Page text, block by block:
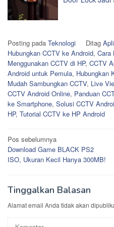
Posting pada Teknologi Ditag
Hubungkan CCTV ke Android, Cara
Menggunakan CCTV di HP, CCTV
Android untuk Pemula, Hubungkan
Mudah Sambungkan CCTV, Live
CCTV Android Online, Panduan
ke Smartphone, Solusi CCTV
HP, Tutorial CCTV ke HP Android
Navigasi
pos
Pos sebelumnya
Download Game BLACK PS2
ISO, Ukuran Kecil Hanya 300MB!
Tinggalkan Balasan
Alamat email Anda tidak akan